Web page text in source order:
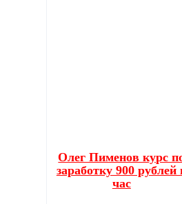
Олег Пименов курс
заработку 900 рублей
час